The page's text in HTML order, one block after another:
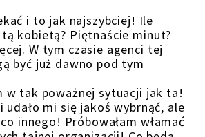
i to jak najszybciej! Ile
kobietą? Piętnaście minut?
W tym czasie agenci tej
być już dawno pod tym
w tak poważnej sytuacji jak ta!
udało mi się jakoś wybrnąć, ale
innego! Próbowałam włamać